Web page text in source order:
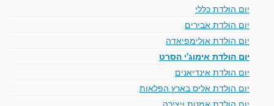
יום הולדת כללי
יום הולדת אבירים
יום הולדת אולימפיאדה
יום הולדת אימוג'י הסרט
יום הולדת אינדיאנים
יום הולדת אליס בארץ הפלאות
יום הולדת אמנות ויצירה